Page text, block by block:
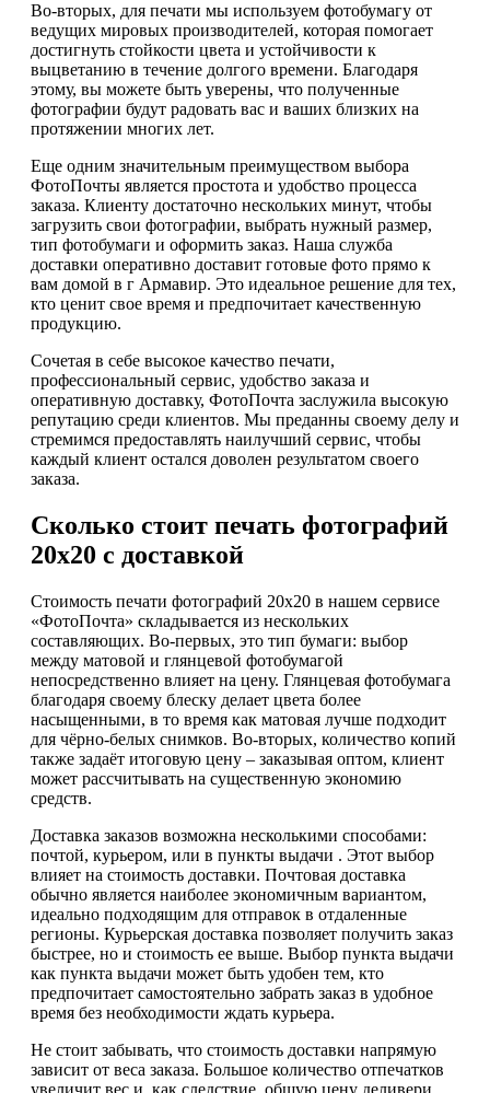
Во-вторых, для печати мы используем фотобумагу от
ведущих мировых производителей, которая помогает
достигнуть стойкости цвета и устойчивости к
выцветанию в течение долгого времени. Благодаря
этому, вы можете быть уверены, что полученные
фотографии будут радовать вас и ваших близких на
протяжении многих лет.
Еще одним значительным преимуществом выбора
ФотоПочты является простота и удобство процесса
заказа. Клиенту достаточно нескольких минут, чтобы
загрузить свои фотографии, выбрать нужный размер,
тип фотобумаги и оформить заказ. Наша служба
доставки оперативно доставит готовые фото прямо к
вам домой в г Армавир. Это идеальное решение для тех,
кто ценит свое время и предпочитает качественную
продукцию.
Сочетая в себе высокое качество печати,
профессиональный сервис, удобство заказа и
оперативную доставку, ФотоПочта заслужила высокую
репутацию среди клиентов. Мы преданны своему делу и
стремимся предоставлять наилучший сервис, чтобы
каждый клиент остался доволен результатом своего
заказа.
Сколько стоит печать фотографий
20х20 с доставкой
Стоимость печати фотографий 20х20 в нашем сервисе
«ФотоПочта» складывается из нескольких
составляющих. Во-первых, это тип бумаги: выбор
между матовой и глянцевой фотобумагой
непосредственно влияет на цену. Глянцевая фотобумага
благодаря своему блеску делает цвета более
насыщенными, в то время как матовая лучше подходит
для чёрно-белых снимков. Во-вторых, количество копий
также задаёт итоговую цену – заказывая оптом, клиент
может рассчитывать на существенную экономию
средств.
Доставка заказов возможна несколькими способами:
почтой, курьером, или в пункты выдачи . Этот выбор
влияет на стоимость доставки. Почтовая доставка
обычно является наиболее экономичным вариантом,
идеально подходящим для отправок в отдаленные
регионы. Курьерская доставка позволяет получить заказ
быстрее, но и стоимость ее выше. Выбор пункта выдачи
как пункта выдачи может быть удобен тем, кто
предпочитает самостоятельно забрать заказ в удобное
время без необходимости ждать курьера.
Не стоит забывать, что стоимость доставки напрямую
зависит от веса заказа. Большое количество отпечатков
увеличит вес и, как следствие, общую цену деливери.